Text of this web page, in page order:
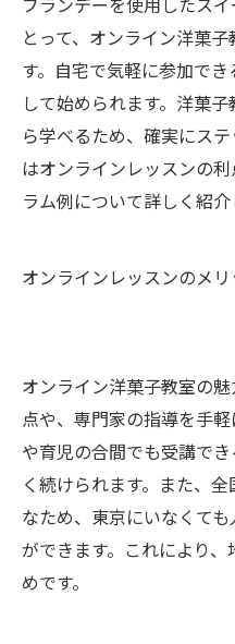
ブランデーを使用したス
とって、オンライン洋菓
す。自宅で気軽に参加で
して始められます。洋菓
ら学べるため、確実にス
はオンラインレッスンの
ラム例について詳しく紹介
オンラインレッスンのメ
オンライン洋菓子教室の
点や、専門家の指導を手
や育児の合間でも受講で
く続けられます。また、
なため、東京にいなくて
ができます。これにより
めです。